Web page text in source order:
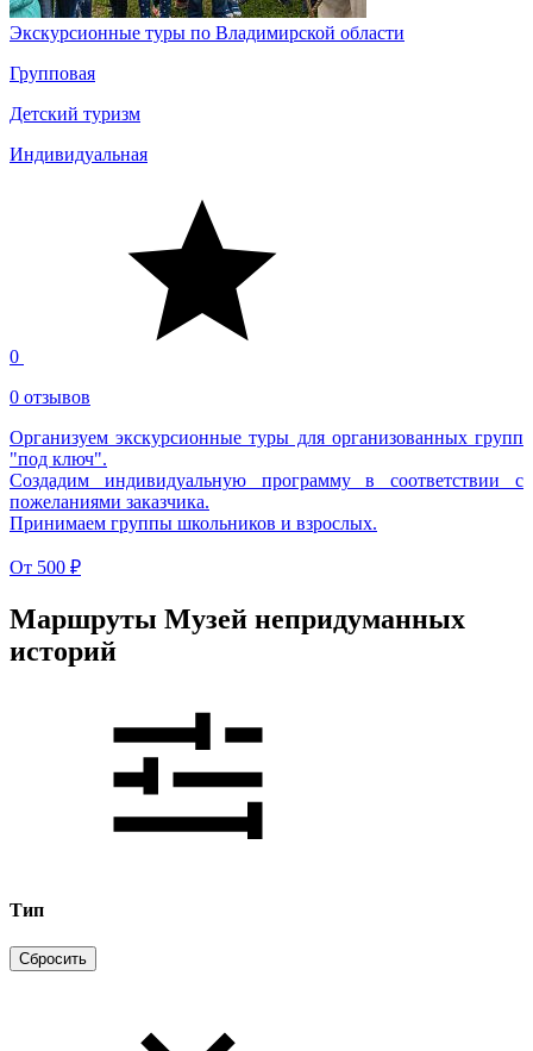
Экскурсионные туры по Владимирской области
Групповая
Детский туризм
Индивидуальная
0
0 отзывов
Организуем экскурсионные туры для организованных групп
"под ключ".
Создадим индивидуальную программу в соответствии с
пожеланиями заказчика.
Принимаем группы школьников и взрослых.
От 500 ₽
Маршруты Музей непридуманных
историй
Тип
Сбросить